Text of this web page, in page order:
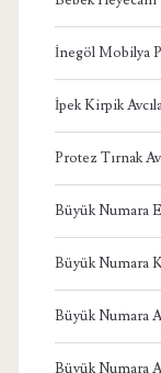
İnegöl Mobilya
İpek Kirpik
Protez Tırnak
Büyük Numara
Büyük Numara
Büyük Numara
Büyük Numara